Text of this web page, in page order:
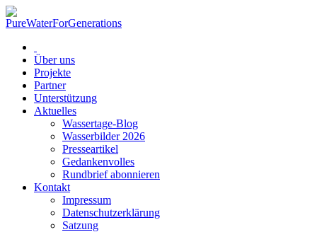
Über uns
Projekte
Partner
Unterstützung
Aktuelles
Wassertage-Blog
Wasserbilder 2026
Presseartikel
Gedankenvolles
Rundbrief abonnieren
Kontakt
Impressum
Datenschutzerklärung
Satzung